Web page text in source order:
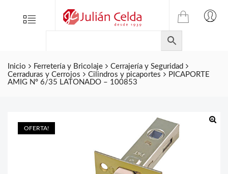
Menu
TIENDA
ONLINE
DE
JULIAN
CELDA
Inicio Ferretería y Bricolaje
Cerrajería y Seguridad
Cerraduras y Cerrojos
Cilindros y picaportes
PICAPORTE
AMIG Nº 6/35 LATONADO – 100853
OFERTA!
Folletos
Contacto